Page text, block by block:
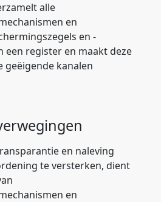
alle
en
en -
een register en maakt deze
geëigende kanalen
en naleving
te versterken, dient
en